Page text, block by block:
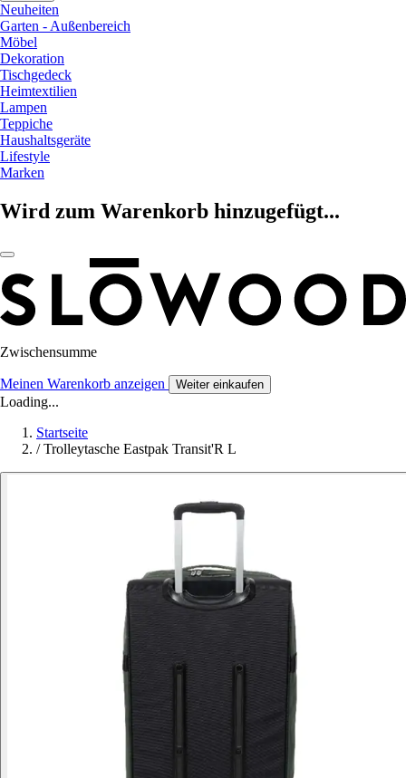
Neuheiten
Garten - Außenbereich
Möbel
Dekoration
Tischgedeck
Heimtextilien
Lampen
Teppiche
Haushaltsgeräte
Lifestyle
Marken
Wird zum Warenkorb hinzugefügt...
Zwischensumme
Meinen Warenkorb anzeigen Weiter einkaufen
Loading...
Startseite
/ Trolleytasche Eastpak Transit'R L